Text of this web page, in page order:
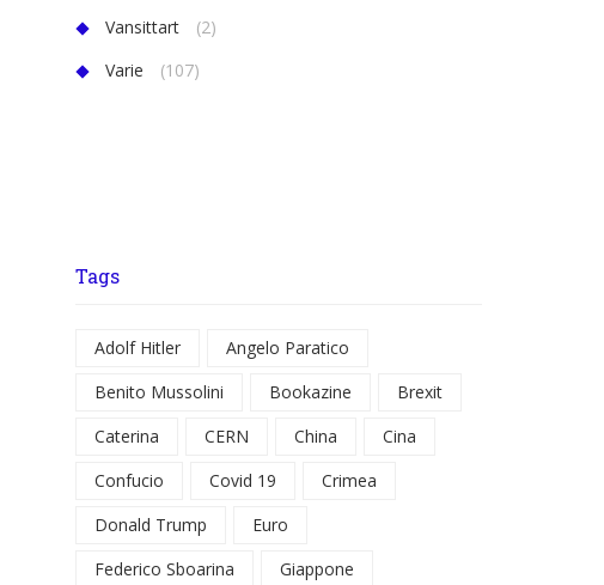
Vansittart
(2)
Varie
(107)
Tags
Adolf Hitler
Angelo Paratico
Benito Mussolini
Bookazine
Brexit
Caterina
CERN China
Cina
Confucio
Covid 19
Crimea
Donald Trump
Euro
Federico Sboarina
Giappone